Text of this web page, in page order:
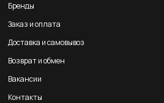
Бренды
Заказ и оплата
Доставка и самовывоз
Возврат и обмен
Вакансии
Контакты